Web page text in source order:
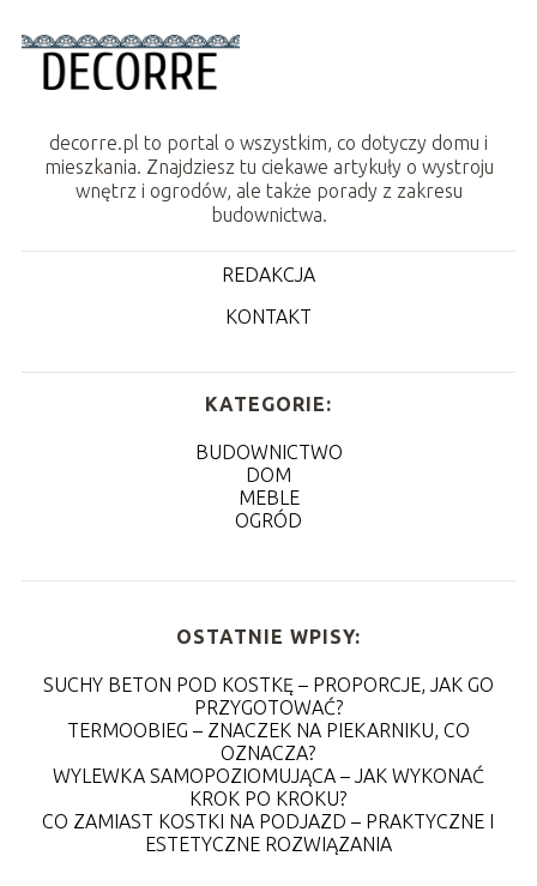
decorre.pl to portal o wszystkim, co dotyczy domu i
mieszkania. Znajdziesz tu ciekawe artykuły o wystroju
wnętrz i ogrodów, ale także porady z zakresu
budownictwa.
REDAKCJA
KONTAKT
KATEGORIE:
BUDOWNICTWO
DOM
MEBLE
OGRÓD
OSTATNIE WPISY:
SUCHY BETON POD KOSTKĘ – PROPORCJE, JAK GO
PRZYGOTOWAĆ?
TERMOOBIEG – ZNACZEK NA PIEKARNIKU, CO
OZNACZA?
WYLEWKA SAMOPOZIOMUJĄCA – JAK WYKONAĆ
KROK PO KROKU?
CO ZAMIAST KOSTKI NA PODJAZD – PRAKTYCZNE I
ESTETYCZNE ROZWIĄZANIA